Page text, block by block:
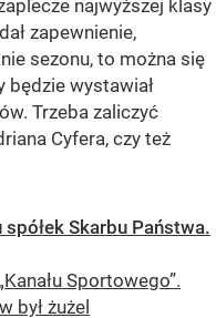
najwyższej klasy
zapewnienie,
sezonu, to można się
będzie wystawiał
Trzeba zaliczyć
Cyfera, czy też
Skarbu Państwa.
Sportowego”.
był żużel